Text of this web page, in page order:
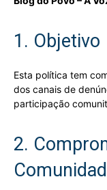
1. Objetivo
Esta política tem
dos canais de
participação
2.